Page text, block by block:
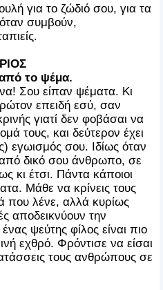
για το ζώδιό σου, για τα
συμβούν,
το ψέμα.
Σου είπαν ψέματα. Κι
επειδή εσύ, σαν
γιατί δεν φοβάσαι να
τους, και δεύτερον έχει
εγωισμός σου. Ιδίως όταν
δικό σου άνθρωπο, σε
κι έτσι. Πάντα κάποιοι
Μάθε να κρίνεις τους
που λένε, αλλά κυρίως
αποδεικνύουν την
ψεύτης φίλος είναι πιο
εχθρό. Φρόντισε να είσαι
τους ανθρώπους σε